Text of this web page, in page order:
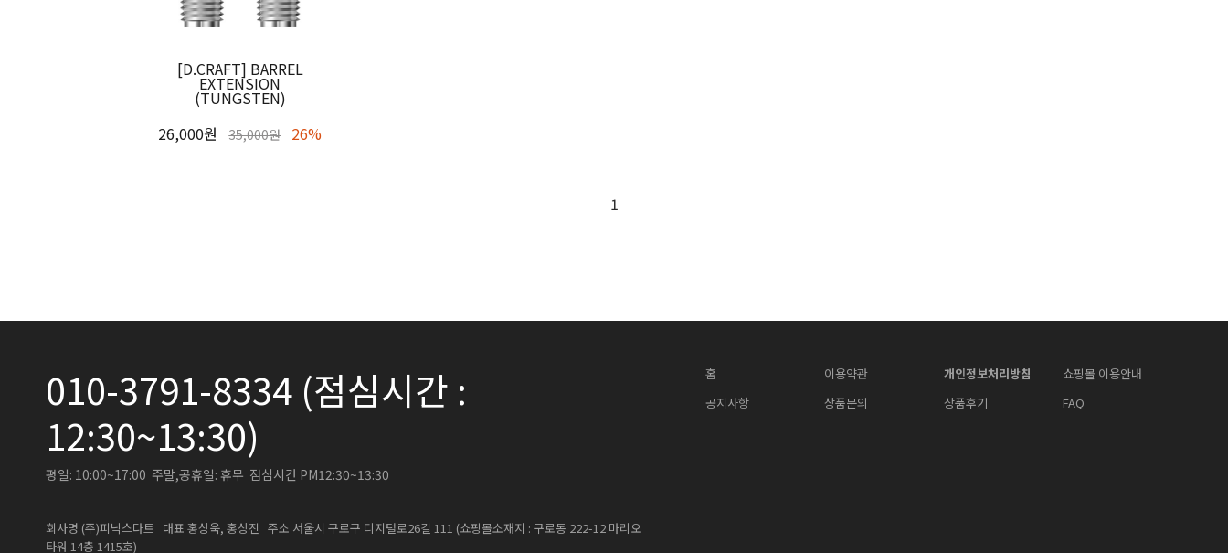
[D.CRAFT] BARREL
EXTENSION
(TUNGSTEN)
26,000원
35,000원 26%
1
010-3791-8334 (점심시간 :
12:30~13:30)
평일: 10:00~17:00 주말,공휴일: 휴무 점심시간 PM12:30~13:30
회사명 (주)피닉스다트 대표 홍상욱, 홍상진 주소 서울시 구로구 디지털로26길 111 (쇼핑몰소재지 : 구로동 222-12 마리오
타워 14층 1415호)
홈 이용약관 개인정보처리방침
쇼핑몰 이용안내
공지사항
상품문의 상품후기 FAQ